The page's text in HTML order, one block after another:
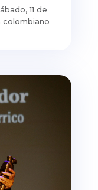
11 de
colombiano